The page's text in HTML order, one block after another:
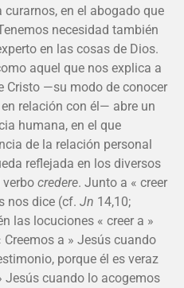
en el abogado que
necesidad también
en las cosas de Dios.
aquel que nos explica a
Cristo —su modo de conocer
relación con él— abre un
humana, en el que
de la relación personal
reflejada en los diversos
credere. Junto a « creer
nos dice (cf. Jn 14,10;
las locuciones « creer a »
Creemos a » Jesús cuando
porque él es veraz
Jesús cuando lo acogemos